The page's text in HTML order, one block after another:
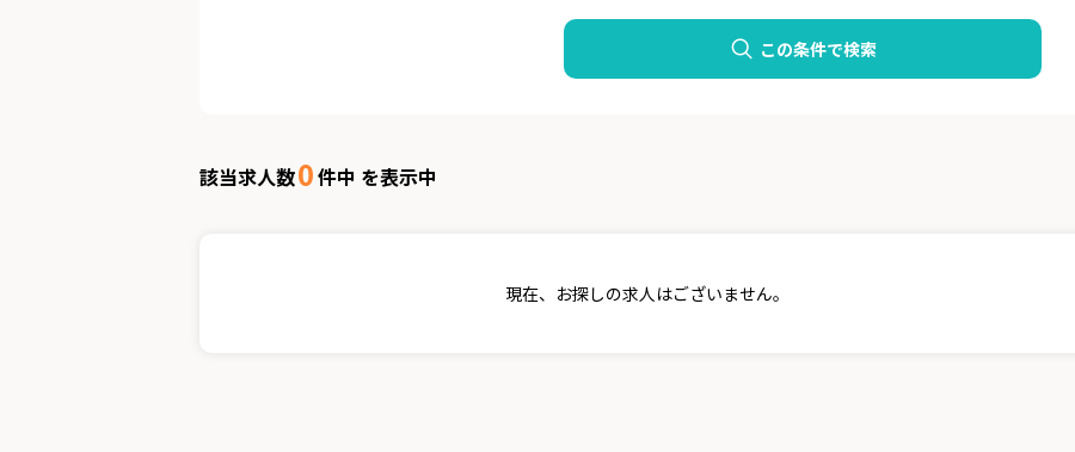
この条件で検索
該当求人数0件中 を表示中
現在、お探しの求人はございません。